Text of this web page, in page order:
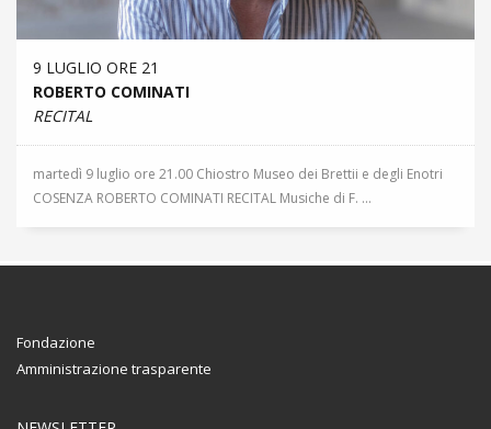
9 LUGLIO ORE 21
ROBERTO COMINATI
RECITAL
martedì 9 luglio ore 21.00 Chiostro Museo dei Brettii e degli Enotri
COSENZA ROBERTO COMINATI RECITAL Musiche di F. ...
Fondazione
Amministrazione trasparente